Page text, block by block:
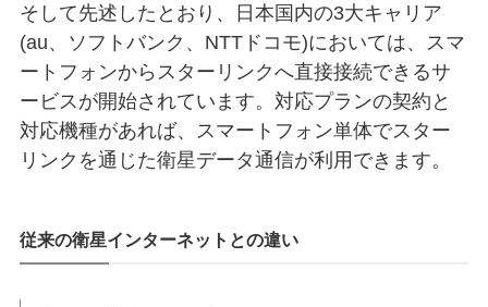
そして先述したとおり、日本国内の3大キャリア
(au、ソフトバンク、NTTドコモ)においては、スマ
ートフォンからスターリンクへ直接接続できるサ
ービスが開始されています。対応プランの契約と
対応機種があれば、スマートフォン単体でスター
リンクを通じた衛星データ通信が利用できます。
従来の衛星インターネットとの違い